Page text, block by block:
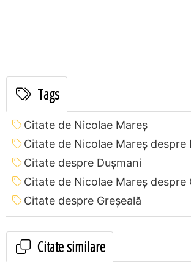
Tags
Citate de Nicolae Mareș
Citate de Nicolae Mareș despre
Citate despre Dușmani
Citate de Nicolae Mareș despre
Citate despre Greșeală
Citate similare